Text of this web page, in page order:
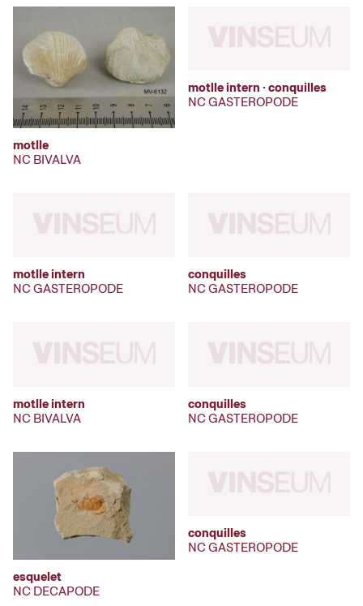
motlle
NC BIVALVA
motlle intern · conquilles
NC GASTEROPODE
motlle intern
NC GASTEROPODE
conquilles
NC GASTEROPODE
motlle intern
NC BIVALVA
conquilles
NC GASTEROPODE
esquelet
NC DECAPODE
conquilles
NC GASTEROPODE